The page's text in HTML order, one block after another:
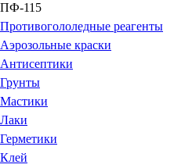
ПФ-115
Противогололедные реагенты
Аэрозольные краски
Антисептики
Грунты
Мастики
Лаки
Герметики
Клей